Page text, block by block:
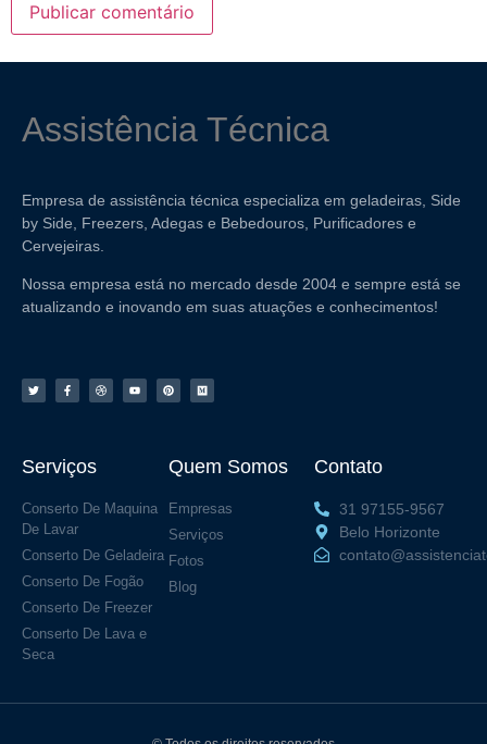
Assistência Técnica
Empresa de assistência técnica especializa em geladeiras, Side
by Side, Freezers, Adegas e Bebedouros, Purificadores e
Cervejeiras.
Nossa empresa está no mercado desde 2004 e sempre está se
atualizando e inovando em suas atuações e conhecimentos!
Serviços
Conserto De Maquina
De Lavar
Conserto De Geladeira
Conserto De Fogão
Conserto De Freezer
Conserto De Lava e
Seca
Quem Somos
Empresas
Serviços
Fotos
Blog
Contato
31 97155-9567
Belo Horizonte